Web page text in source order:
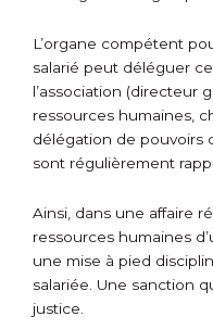
L’organe compétent
salarié peut déléguer
l’association (directeur
ressources humaines,
délégation de pouvoirs
sont régulièrement
Ainsi, dans une affaire
ressources humaines
une mise à pied
salariée. Une sanction
justice.